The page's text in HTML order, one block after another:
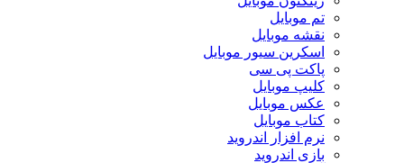
تم موبایل
نقشه موبایل
اسکرین سیور موبایل
پاکت پی سی
کلیپ موبایل
عکس موبایل
کتاب موبایل
نرم افزار اندروید
بازی اندروید